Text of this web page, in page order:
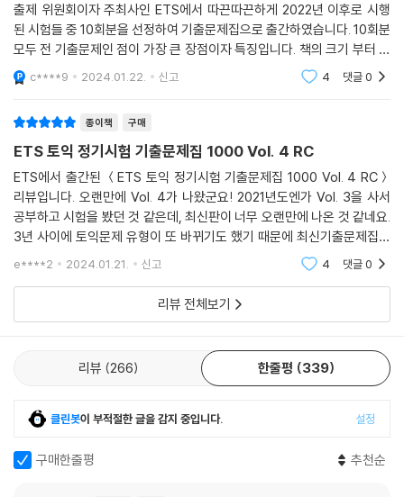
출제 위원회이자 주최사인 ETS에서 따끈따끈하게 2022년 이후로 시행
된 시험들 중 10회분을 선정하여 기출문제집으로 출간하였습니다. 10회분
모두 전 기출문제인 점이 가장 큰 장점이자 특징입니다. 책의 크기 부터 책
의 쪽 수 편집까지 시험지와 동일하게 제작되었습니다. 해설지의 경우 해
석과 함께 각 문항마
c****9 2024.01.22. 신고 4 댓글0
종이책 구매
ETS 토익 정기시험 기출문제집 1000 Vol. 4 RC
ETS에서 출간된 ＜ETS 토익 정기시험 기출문제집 1000 Vol. 4 RC＞
리뷰입니다. 오랜만에 Vol. 4가 나왔군요! 2021년도엔가 Vol. 3을 사서
공부하고 시험을 봤던 것 같은데, 최신판이 너무 오랜만에 나온 것 같네요.
3년 사이에 토익문제 유형이 또 바뀌기도 했기 때문에 최신기출문제집이
너무 필요했는데, 아무래도 출제기관인 ETS에서 나오는 책이 더 도움이
e****2 2024.01.21. 신고 4 댓글0
리뷰 전체보기
리뷰 266 한줄평 339
클린봇이 부적절한 글을 감지 중입니다. 설정
구매한줄평 추천순